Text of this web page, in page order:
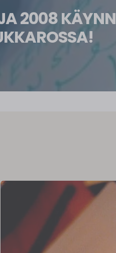
2008